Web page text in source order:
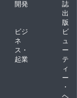
開発
誌
出
版
ビジ
ネ
ス・
起業
ビ
ュ
ー
テ
ィ
ー
・
ヘ